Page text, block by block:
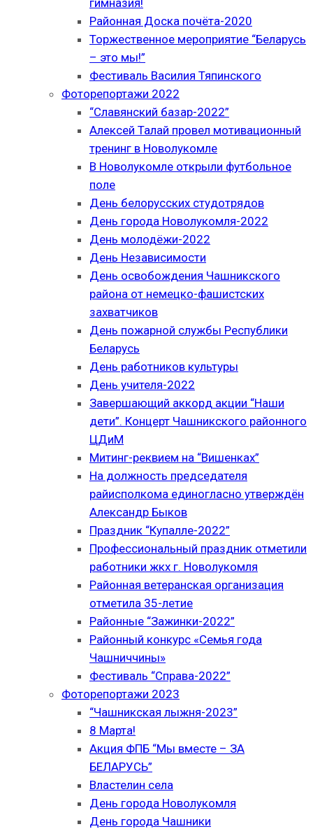
гимназия!
Районная Доска почёта-2020
Торжественное мероприятие “Беларусь
– это мы!”
Фестиваль Василия Тяпинского
Фоторепортажи 2022
“Славянский базар-2022”
Алексей Талай провел мотивационный
тренинг в Новолукомле
В Новолукомле открыли футбольное
поле
День белорусских студотрядов
День города Новолукомля-2022
День молодёжи-2022
День Независимости
День освобождения Чашникского
района от немецко-фашистских
захватчиков
День пожарной службы Республики
Беларусь
День работников культуры
День учителя-2022
Завершающий аккорд акции “Наши
дети”. Концерт Чашникского районного
ЦДиМ
Митинг-реквием на “Вишенках”
На должность председателя
райисполкома единогласно утверждён
Александр Быков
Праздник “Купалле-2022”
Профессиональный праздник отметили
работники жкх г. Новолукомля
Районная ветеранская организация
отметила 35-летие
Районные “Зажинки-2022”
Районный конкурс «Семья года
Чашниччины»
Фестиваль “Справа-2022”
Фоторепортажи 2023
“Чашникская лыжня-2023”
8 Марта!
Акция ФПБ “Мы вместе – ЗА
БЕЛАРУСЬ”
Властелин села
День города Новолукомля
День города Чашники